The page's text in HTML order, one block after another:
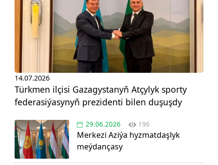
14.07.2026
Türkmen ilçisi Gazagystanyň Atçylyk sporty
federasiýasynyň prezidenti bilen duşuşdy
29.06.2026 196
Merkezi Aziýa hyzmatdaşlyk
meýdançasy